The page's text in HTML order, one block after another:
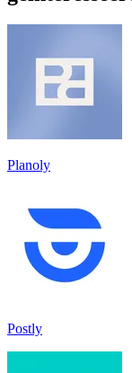
Planoly
Postly